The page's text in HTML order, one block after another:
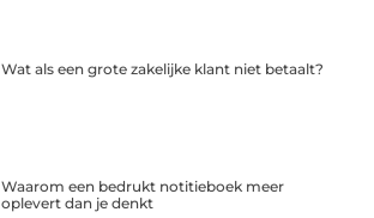
Wat als een grote zakelijke klant niet betaalt?
Waarom een bedrukt notitieboek meer
oplevert dan je denkt